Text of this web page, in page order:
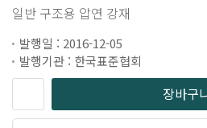
일반 구조용 압연 강재
발행일 : 2016-12-05
발행기관 : 한국표준협회
장바구